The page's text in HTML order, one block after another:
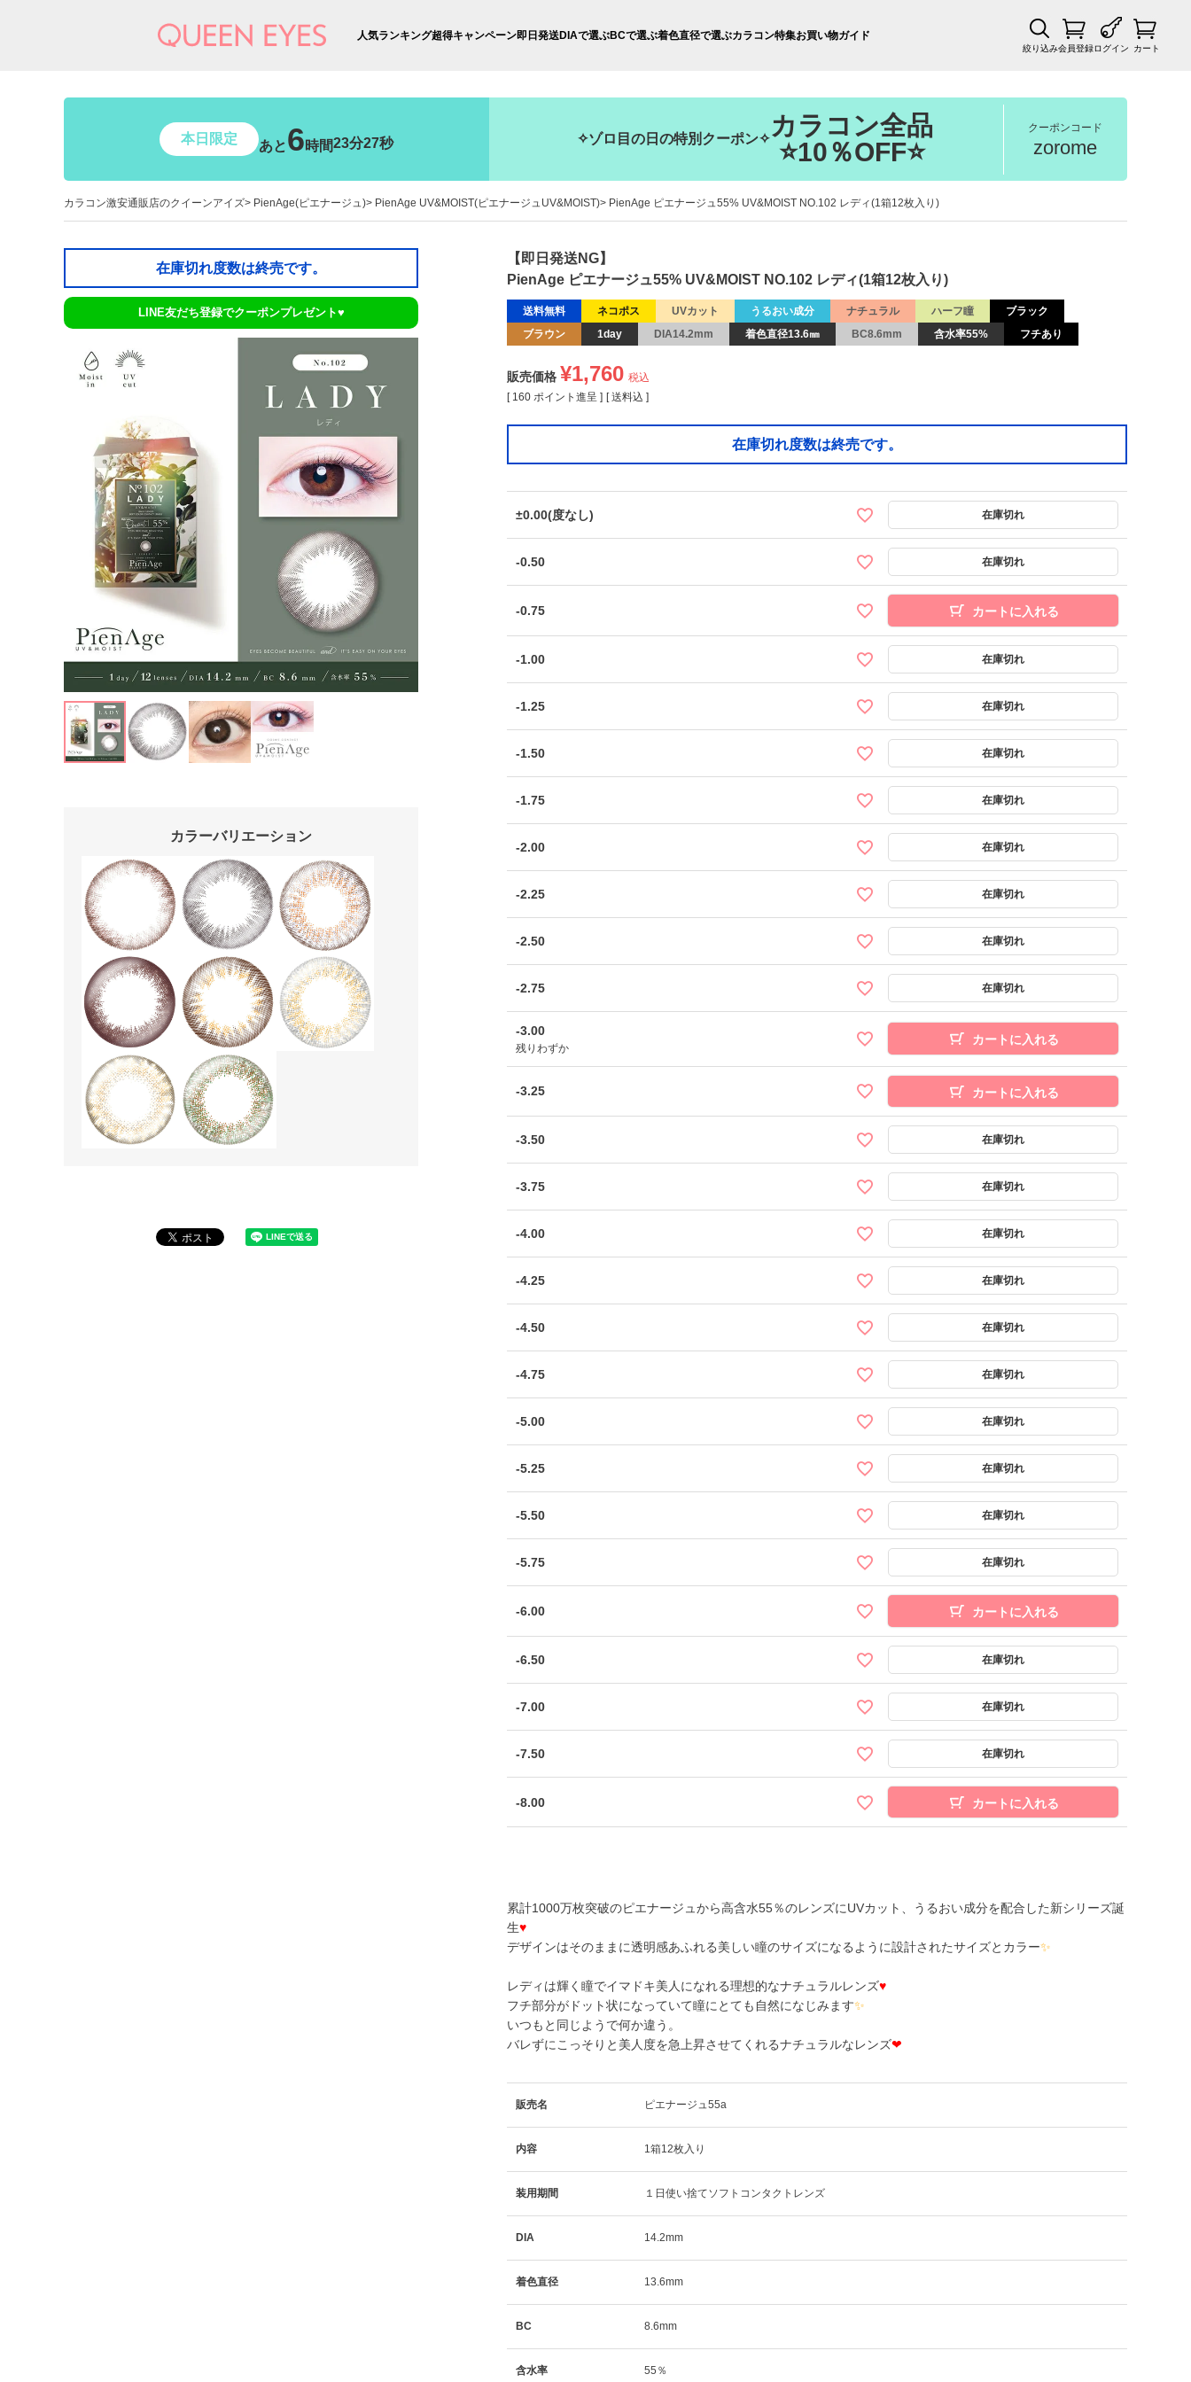
人気ランキング超得キャンペーン即日発送DIAで選ぶBCで選ぶ着色直径で選ぶカラコン特集お買い物ガイド
絞り込み会員登録ログイン カート
本日限定 あと6時間23分26秒 ✧ゾロ目の日の特別クーポン✧ カラコン全品
⭐10％OFF⭐
クーポンコード
zorome
カラコン激安通販店のクイーンアイズ PienAge(ピエナージュ) PienAge UV&MOIST(ピエナージュUV&MOIST) PienAge ピエナージュ55% UV&MOIST NO.102 レディ(1箱12枚入り)
在庫切れ度数は終売です。
LINE友だち登録でクーポンプレゼント♥
カラーバリエーション
【即日発送NG】
PienAge ピエナージュ55% UV&MOIST NO.102 レディ(1箱12枚入り)
送料無料 ネコポス UVカット うるおい成分 ナチュラル ハーフ瞳
ブラック
ブラウン
1day DIA14.2mm 着色直径13.6㎜ BC8.6mm 含水率55% フチあり
販売価格 ¥1,760 税込
[ 160 ポイント進呈 ] 送料込
在庫切れ度数は終売です。
±0.00(度なし)
-0.50
-0.75 カートに入れる
-1.00
-1.25
-1.50
-1.75
-2.00
-2.25
-2.50
-2.75
-3.00
残りわずか
カートに入れる
-3.25 カートに入れる
-3.50
-3.75
-4.00
-4.25
-4.50
-4.75
-5.00
-5.25
-5.50
-5.75
-6.00 カートに入れる
-6.50
-7.00
-7.50
-8.00 カートに入れる
累計1000万枚突破のピエナージュから高含水55％のレンズにUVカット、うるおい成分を配合した新シリーズ誕
生♥
デザインはそのままに透明感あふれる美しい瞳のサイズになるように設計されたサイズとカラー✨
レディは輝く瞳でイマドキ美人になれる理想的なナチュラルレンズ♥
フチ部分がドット状になっていて瞳にとても自然になじみます✨
いつもと同じようで何か違う。
バレずにこっそりと美人度を急上昇させてくれるナチュラルなレンズ❤
販売名 ピエナージュ55a
内容 1箱12枚入り
装用期間 １日使い捨てソフトコンタクトレンズ
DIA 14.2mm
着色直径 13.6mm
BC 8.6mm
含水率 55％